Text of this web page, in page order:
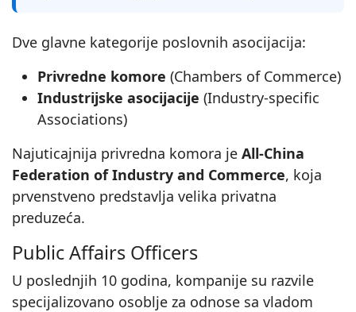
Dve glavne kategorije poslovnih asocijacija:
Privredne komore (Chambers of Commerce)
Industrijske asocijacije (Industry-specific
Associations)
Najuticajnija privredna komora je All-China
Federation of Industry and Commerce, koja
prvenstveno predstavlja velika privatna
preduzeća.
Public Affairs Officers
U poslednjih 10 godina, kompanije su razvile
specijalizovano osoblje za odnose sa vladom